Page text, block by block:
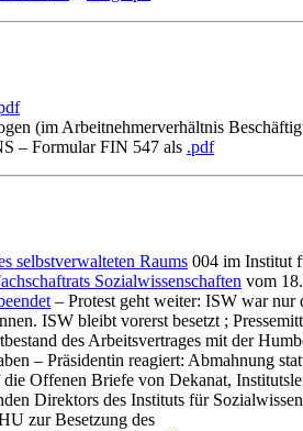
(im Arbeitnehmerverhältnis
– Formular FIN 547 als .pdf
selbstverwalteten Raums 004 im Institut
Sozialwissenschaften vom
– Protest geht weiter: ISW war
ISW bleibt vorerst besetzt ;
des Arbeitsvertrages mit der
– Präsidentin reagiert: Abmahnung
Offenen Briefe von Dekanat,
Direktors des Instituts für
zur Besetzung des